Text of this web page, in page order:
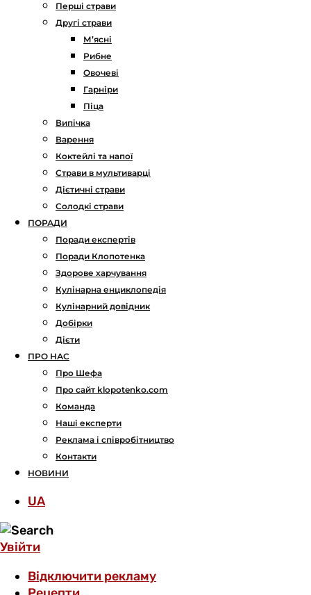
Перші страви
Другі страви
М’ясні
Рибне
Овочеві
Гарніри
Піца
Випічка
Варення
Коктейлі та напої
Страви в мультиварці
Дієтичні страви
Солодкі страви
ПОРАДИ
Поради експертів
Поради Клопотенка
Здорове харчування
Кулінарна енциклопедія
Кулінарний довідник
Добірки
Дієти
ПРО НАС
Про Шефа
Про сайт klopotenko.com
Команда
Наші експерти
Реклама і співробітництво
Контакти
НОВИНИ
UA
Увійти
Відключити рекламу